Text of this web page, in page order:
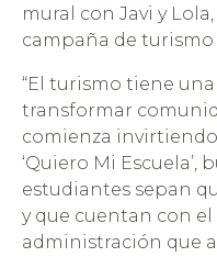
mural con Javi y
campaña de turismo
“El turismo tiene
transformar
comienza
‘Quiero Mi Escuela’,
estudiantes sepan
y que cuentan con
administración que